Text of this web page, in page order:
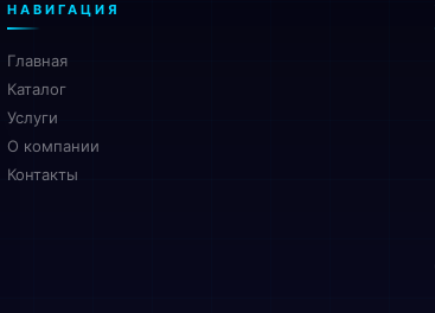
НАВИГАЦИЯ
Главная
Каталог
Услуги
О компании
Контакты